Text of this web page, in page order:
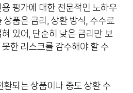
평가에 대한 전문적인 노하우
상품은 금리, 상환 방식, 수수료
있어, 단순히 낮은 금리만 보
한 리스크를 감수해야 할 수
환되는 상품이나 중도 상환 수